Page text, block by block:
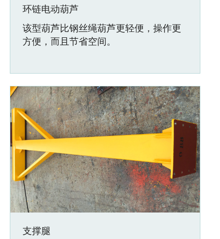
环链电动葫芦
该型葫芦比钢丝绳葫芦更轻便，操作更
方便，而且节省空间。
支撑腿